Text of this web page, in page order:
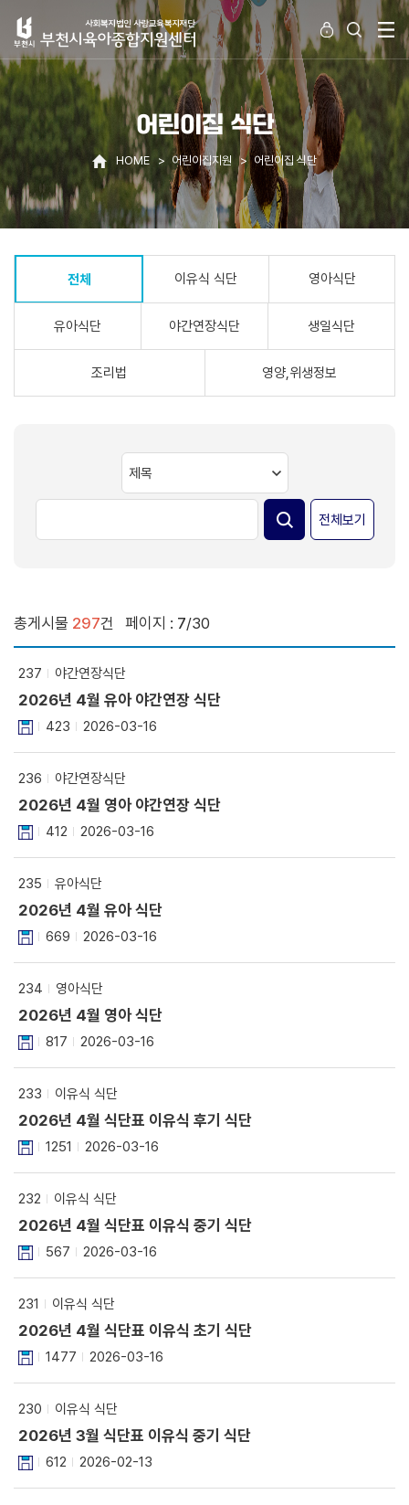
어린이집 식단
HOME 어린이집지원 어린이집 식단
전체 이유식 식단 영아식단
유아식단 야간연장식단 생일식단
조리법 영양,위생정보
전체보기
총게시물 297건 페이지 : 7/30
237 야간연장식단
2026년 4월 유아 야간연장 식단
423 2026-03-16
236 야간연장식단
2026년 4월 영아 야간연장 식단
412 2026-03-16
235 유아식단
2026년 4월 유아 식단
669 2026-03-16
234 영아식단
2026년 4월 영아 식단
817 2026-03-16
233 이유식 식단
2026년 4월 식단표 이유식 후기 식단
1251 2026-03-16
232 이유식 식단
2026년 4월 식단표 이유식 중기 식단
567 2026-03-16
231 이유식 식단
2026년 4월 식단표 이유식 초기 식단
1477 2026-03-16
230 이유식 식단
2026년 3월 식단표 이유식 중기 식단
612 2026-02-13